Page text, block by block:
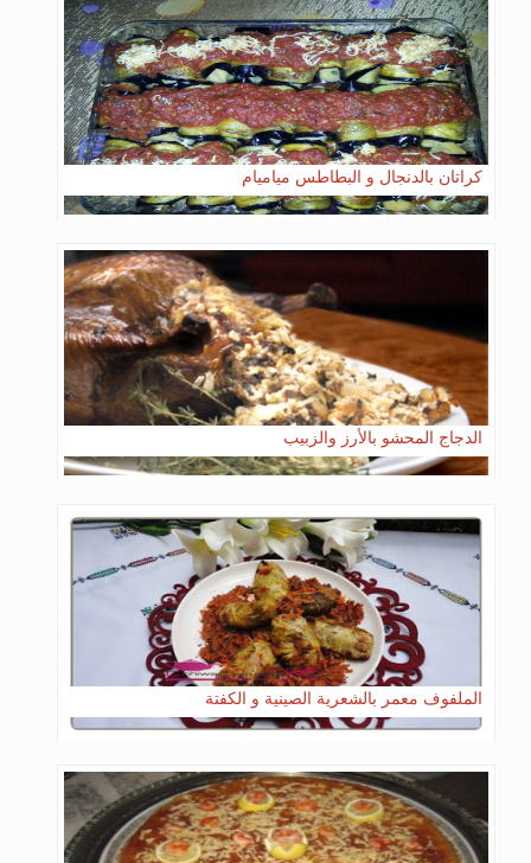
كراتان بالدنجال و البطاطس مياميام
الدجاج المحشو بالأرز والزبيب
الملفوف معمر بالشعرية الصينية و الكفتة